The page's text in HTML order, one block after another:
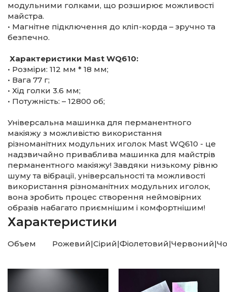
модульними голками, що розширює можливості
майстра.
• Магнітне підключення до кліп-корда – зручно та
безпечно.
Характеристики Mast WQ610:
• Розміри: 112 мм * 18 мм;
• Вага 77 г;
• Хід голки 3.6 мм;
• Потужність: – 12800 об;
Універсальна машинка для перманентного
макіяжу з можливістю використання
різноманітних модульних иголок Mast WQ610 - це
надзвичайно приваблива машинка для майстрів
перманентного макіяжу! Завдяки низькому рівню
шуму та вібрації, універсальності та можливості
використання різноманітних модульних иголок,
вона зробить процес створення неймовірних
образів набагато приємнішим і комфортнішим!
Характеристики
Объем